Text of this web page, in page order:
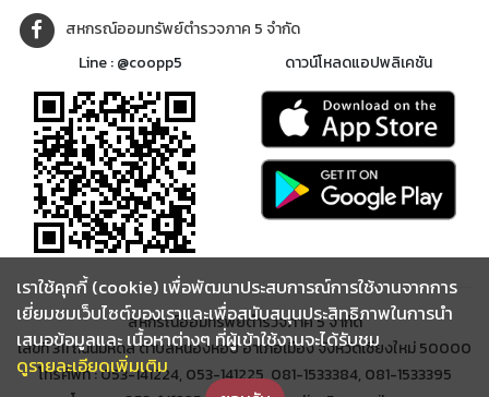
สหกรณ์ออมทรัพย์ตำรวจภาค 5 จำกัด
Line : @coopp5
ดาวน์โหลดแอปพลิเคชัน
สหกรณ์ออมทรัพย์ตำรวจภาค 5 จำกัด
เลขที่ 311 ถนนมหิดล ตำบลหนองหอย อำเภอเมือง จังหวัดเชียงใหม่ 50000
โทรศัพท์ : 053-141224, 053-141225, 081-1533384, 081-1533395
เราใช้คุกกี้ (cookie) เพื่อพัฒนาประสบการณ์การใช้งานจากการ
เยี่ยมชมเว็บไซต์ของเราและเพื่อสนับสนุนประสิทธิภาพในการนำ
เสนอข้อมูลและ เนื้อหาต่างๆ ที่ผู้เข้าใช้งานจะได้รับชม
ดูรายละเอียดเพิ่มเติม